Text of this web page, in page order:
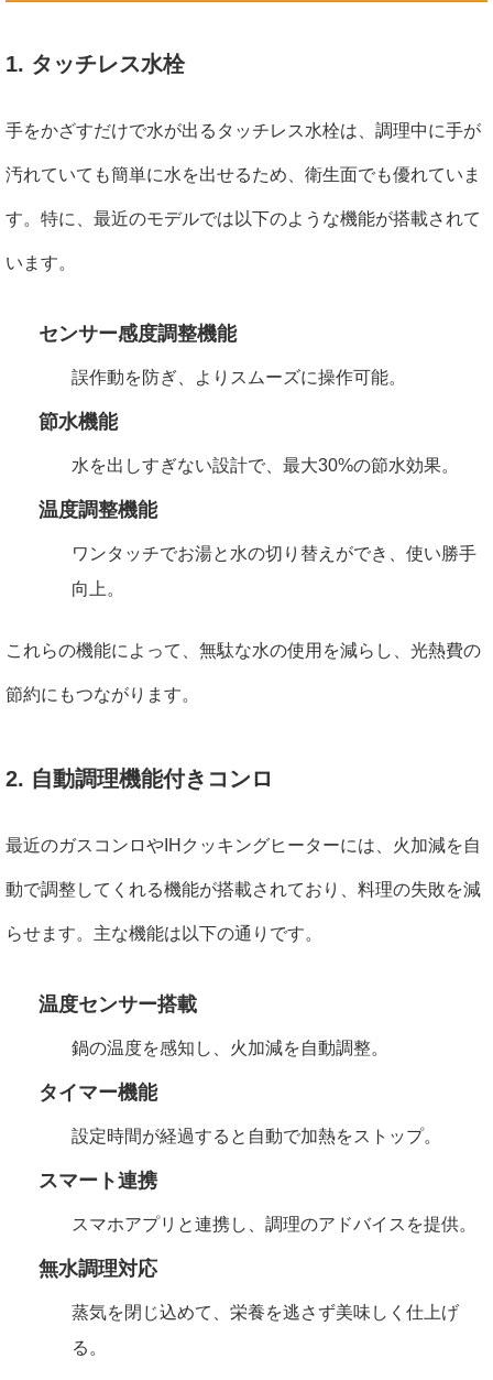
1. タッチレス水栓
手をかざすだけで水が出るタッチレス水栓は、調理中に手が
汚れていても簡単に水を出せるため、衛生面でも優れていま
す。特に、最近のモデルでは以下のような機能が搭載されて
います。
センサー感度調整機能
誤作動を防ぎ、よりスムーズに操作可能。
節水機能
水を出しすぎない設計で、最大30%の節水効果。
温度調整機能
ワンタッチでお湯と水の切り替えができ、使い勝手
向上。
これらの機能によって、無駄な水の使用を減らし、光熱費の
節約にもつながります。
2. 自動調理機能付きコンロ
最近のガスコンロやIHクッキングヒーターには、火加減を自
動で調整してくれる機能が搭載されており、料理の失敗を減
らせます。主な機能は以下の通りです。
温度センサー搭載
鍋の温度を感知し、火加減を自動調整。
タイマー機能
設定時間が経過すると自動で加熱をストップ。
スマート連携
スマホアプリと連携し、調理のアドバイスを提供。
無水調理対応
蒸気を閉じ込めて、栄養を逃さず美味しく仕上げ
る。